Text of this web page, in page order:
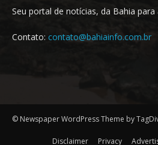
Seu portal de notícias, da Bahia
Contato: contato@bahiainfo.com.br
© Newspaper WordPress Theme by
Disclaimer Privacy